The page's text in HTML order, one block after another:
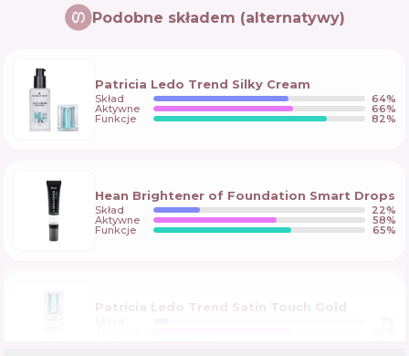
Podobne składem (alternatywy)
Patricia Ledo Trend Silky Cream
Skład 64%
Aktywne 66%
Funkcje 82%
Hean Brightener of Foundation Smart Drops
Skład 22%
Aktywne 58%
Funkcje 65%
Patricia Ledo Trend Satin Touch Gold